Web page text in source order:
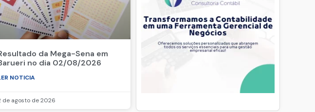
da Mega-Sena em
no dia 02/08/2026
NOTICIA
de agosto de 2026